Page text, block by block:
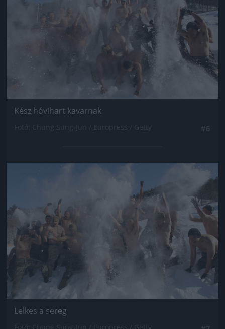
Kész hóvihart kavarnak
Jön még kép!
Lelkes a sereg